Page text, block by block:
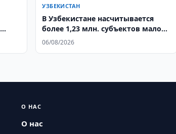
УЗБЕКИСТАН
В Узбекистане насчитывается
более 1,23 млн. субъектов малого
бизнеса
06/08/2026
О НАС
О нас